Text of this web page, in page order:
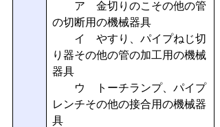
ア 金切りのこその他の管
の切断用の機械器具
イ やすり、パイプねじ切
り器その他の管の加工用の機械
器具
ウ トーチランプ、パイプ
レンチその他の接合用の機械器
具